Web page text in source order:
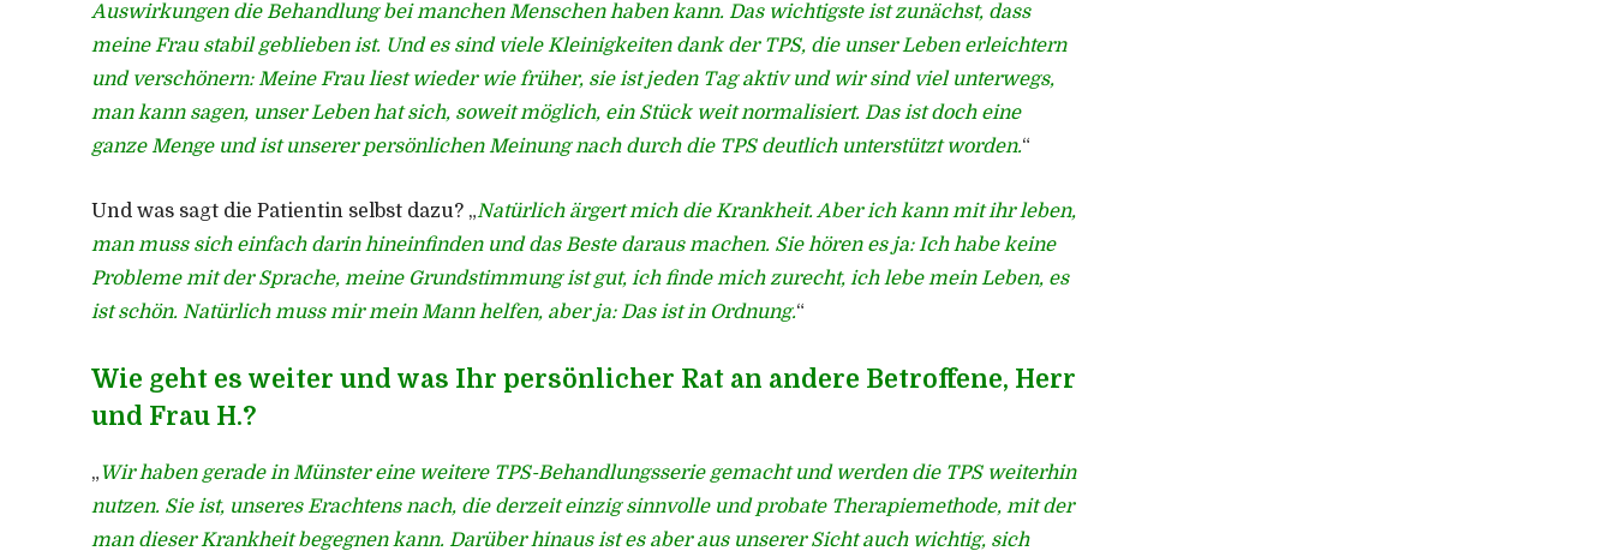
Auswirkungen die Behandlung bei manchen Menschen haben kann. Das wichtigste ist zunächst, dass
meine Frau stabil geblieben ist. Und es sind viele Kleinigkeiten dank der TPS, die unser Leben erleichtern
und verschönern: Meine Frau liest wieder wie früher, sie ist jeden Tag aktiv und wir sind viel unterwegs,
man kann sagen, unser Leben hat sich, soweit möglich, ein Stück weit normalisiert. Das ist doch eine
ganze Menge und ist unserer persönlichen Meinung nach durch die TPS deutlich unterstützt worden.“
Und was sagt die Patientin selbst dazu? „Natürlich ärgert mich die Krankheit. Aber ich kann mit ihr leben,
man muss sich einfach darin hineinfinden und das Beste daraus machen. Sie hören es ja: Ich habe keine
Probleme mit der Sprache, meine Grundstimmung ist gut, ich finde mich zurecht, ich lebe mein Leben, es
ist schön. Natürlich muss mir mein Mann helfen, aber ja: Das ist in Ordnung.“
Wie geht es weiter und was Ihr persönlicher Rat an andere Betroffene, Herr
und Frau H.?
„Wir haben gerade in Münster eine weitere TPS-Behandlungsserie gemacht und werden die TPS weiterhin
nutzen. Sie ist, unseres Erachtens nach, die derzeit einzig sinnvolle und probate Therapiemethode, mit der
man dieser Krankheit begegnen kann. Darüber hinaus ist es aber aus unserer Sicht auch wichtig, sich